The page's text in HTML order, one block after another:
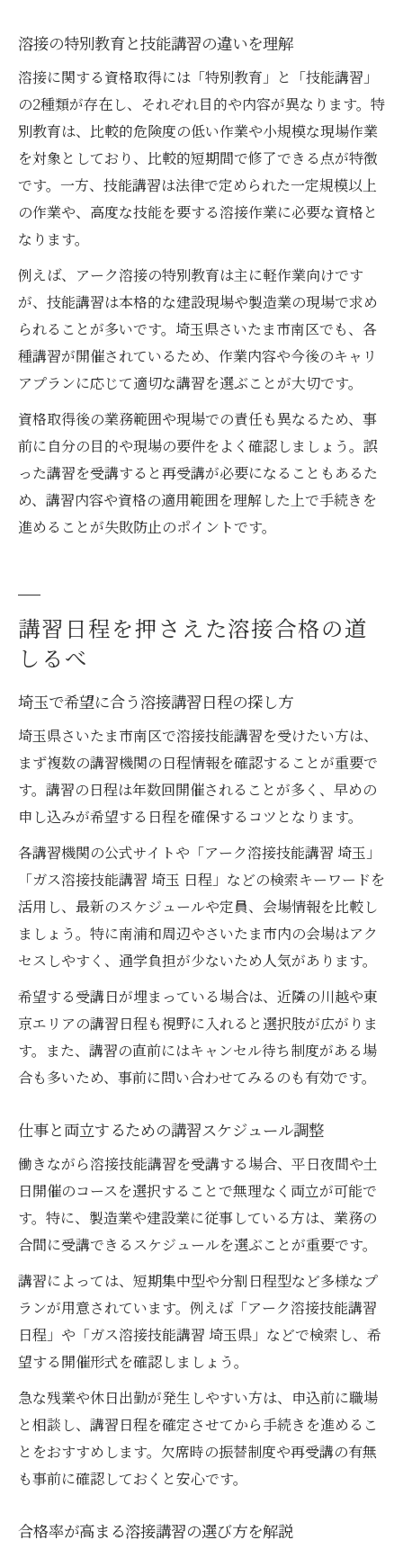
溶接の特別教育と技能講習の違いを理解
溶接に関する資格取得には「特別教育」と「技能講習」
の2種類が存在し、それぞれ目的や内容が異なります。特
別教育は、比較的危険度の低い作業や小規模な現場作業
を対象としており、比較的短期間で修了できる点が特徴
です。一方、技能講習は法律で定められた一定規模以上
の作業や、高度な技能を要する溶接作業に必要な資格と
なります。
例えば、アーク溶接の特別教育は主に軽作業向けです
が、技能講習は本格的な建設現場や製造業の現場で求め
られることが多いです。埼玉県さいたま市南区でも、各
種講習が開催されているため、作業内容や今後のキャリ
アプランに応じて適切な講習を選ぶことが大切です。
資格取得後の業務範囲や現場での責任も異なるため、事
前に自分の目的や現場の要件をよく確認しましょう。誤
った講習を受講すると再受講が必要になることもあるた
め、講習内容や資格の適用範囲を理解した上で手続きを
進めることが失敗防止のポイントです。
講習日程を押さえた溶接合格の道
しるべ
埼玉で希望に合う溶接講習日程の探し方
埼玉県さいたま市南区で溶接技能講習を受けたい方は、
まず複数の講習機関の日程情報を確認することが重要で
す。講習の日程は年数回開催されることが多く、早めの
申し込みが希望する日程を確保するコツとなります。
各講習機関の公式サイトや「アーク溶接技能講習 埼玉」
「ガス溶接技能講習 埼玉 日程」などの検索キーワードを
活用し、最新のスケジュールや定員、会場情報を比較し
ましょう。特に南浦和周辺やさいたま市内の会場はアク
セスしやすく、通学負担が少ないため人気があります。
希望する受講日が埋まっている場合は、近隣の川越や東
京エリアの講習日程も視野に入れると選択肢が広がりま
す。また、講習の直前にはキャンセル待ち制度がある場
合も多いため、事前に問い合わせてみるのも有効です。
仕事と両立するための講習スケジュール調整
働きながら溶接技能講習を受講する場合、平日夜間や土
日開催のコースを選択することで無理なく両立が可能で
す。特に、製造業や建設業に従事している方は、業務の
合間に受講できるスケジュールを選ぶことが重要です。
講習によっては、短期集中型や分割日程型など多様なプ
ランが用意されています。例えば「アーク溶接技能講習
日程」や「ガス溶接技能講習 埼玉県」などで検索し、希
望する開催形式を確認しましょう。
急な残業や休日出勤が発生しやすい方は、申込前に職場
と相談し、講習日程を確定させてから手続きを進めるこ
とをおすすめします。欠席時の振替制度や再受講の有無
も事前に確認しておくと安心です。
合格率が高まる溶接講習の選び方を解説